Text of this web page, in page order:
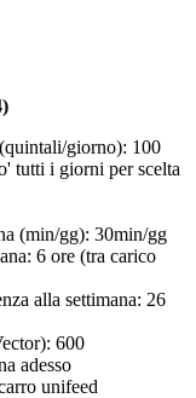
(quintali/giorno): 100
tutti i giorni per scelta
(min/gg): 30min/gg
6 ore (tra carico
alla settimana: 26
): 600
adesso
unifeed